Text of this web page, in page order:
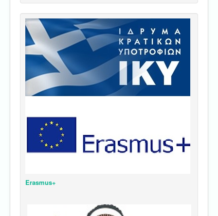
Erasmus+